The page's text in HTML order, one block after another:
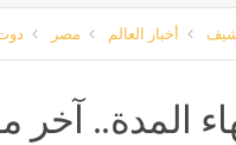
أخبار العالم مصر
المدة..